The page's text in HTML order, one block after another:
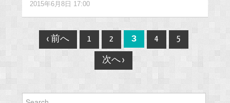
2015年6月8日 17:00
Post
navigation
‹ 前へ 1 2 3 4 5
次へ ›
Search